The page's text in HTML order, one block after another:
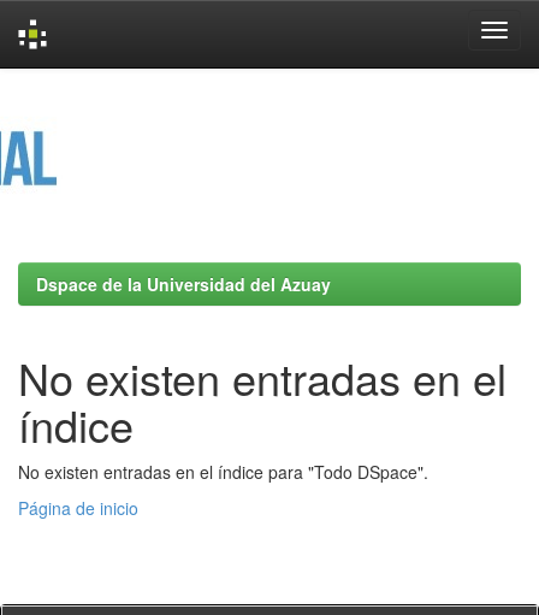
Dspace de la Universidad del Azuay
No existen entradas en el
índice
No existen entradas en el índice para "Todo DSpace".
Página de inicio